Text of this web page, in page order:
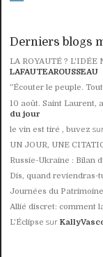
Derniers blogs
LA ROYAUTÉ ? L'IDÉE
LAFAUTEAROUSSEAU
”Écouter le peuple.
10 août. Saint Laurent,
du jour
le vin est tiré , buvez
UN JOUR, UNE
Russie-Ukraine : Bilan
Dis, quand reviendras-
Journées du
Allié discret: comment
L'Éclipse sur